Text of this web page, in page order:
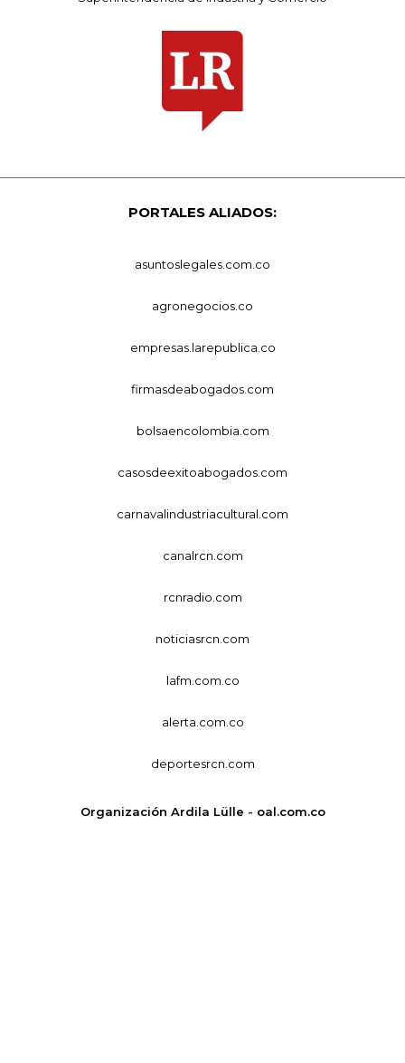
PORTALES ALIADOS:
asuntoslegales.com.co
agronegocios.co
empresas.larepublica.co
firmasdeabogados.com
bolsaencolombia.com
casosdeexitoabogados.com
carnavalindustriacultural.com
canalrcn.com
rcnradio.com
noticiasrcn.com
lafm.com.co
alerta.com.co
deportesrcn.com
Organización Ardila Lülle - oal.com.co